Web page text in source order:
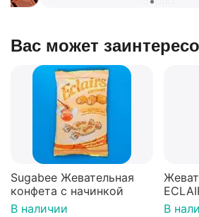
Вас может
Sugabee Жевательная
конфета с начинкой
В наличии
В